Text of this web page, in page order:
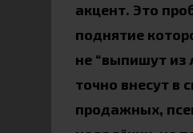
акцент. Это
поднятие
не “выпишут из
точно внесут в
продажных,